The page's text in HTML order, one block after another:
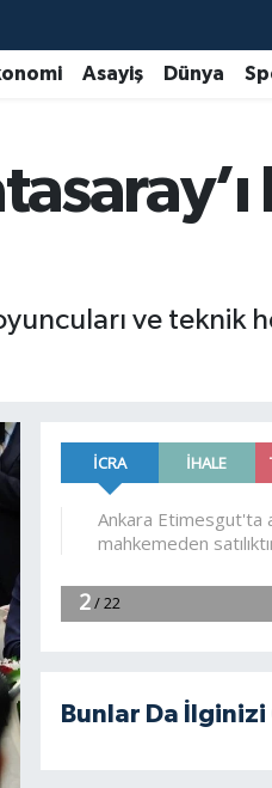
Asayiş Dünya
ve teknik
Bunlar Da